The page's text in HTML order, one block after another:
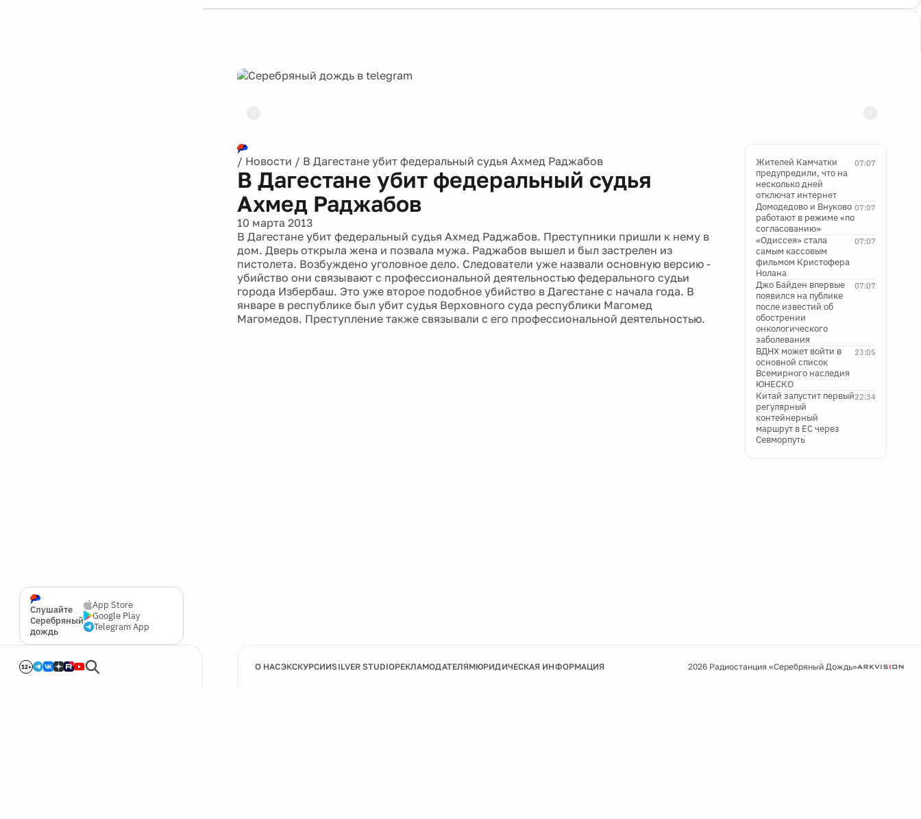
Слушайте
Серебряный
дождь
App Store
Google Play
Telegram App
12+
/ Новости / В Дагестане убит федеральный судья Ахмед Раджабов
В Дагестане убит федеральный судья
Ахмед Раджабов
10 марта 2013
В Дагестане убит федеральный судья Ахмед Раджабов. Преступники пришли к нему в
дом. Дверь открыла жена и позвала мужа. Раджабов вышел и был застрелен из
пистолета. Возбуждено уголовное дело. Следователи уже назвали основную версию -
убийство они связывают с профессиональной деятельностью федерального судьи
города Избербаш. Это уже второе подобное убийство в Дагестане с начала года. В
январе в республике был убит судья Верховного суда республики Магомед
Магомедов. Преступление также связывали с его профессиональной деятельностью.
07:07
Жителей Камчатки
предупредили, что на
несколько дней
отключат интернет
07:07
Домодедово и Внуково
работают в режиме «по
согласованию»
07:07
«Одиссея» стала
самым кассовым
фильмом Кристофера
Нолана
07:07
Джо Байден впервые
появился на публике
после известий об
обострении
онкологического
заболевания
23:05
ВДНХ может войти в
основной список
Всемирного наследия
ЮНЕСКО
22:34
Китай запустит первый
регулярный
контейнерный
маршрут в ЕС через
Севморпуть
О НАСЭКСКУРСИИSILVER STUDIOРЕКЛАМОДАТЕЛЯМЮРИДИЧЕСКАЯ ИНФОРМАЦИЯ 2026 Радиостанция «Серебряный Дождь»